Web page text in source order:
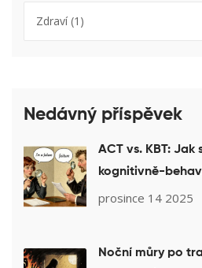
Zdraví(1)
Nedávný příspěvek
ACT vs. KBT:
kognitivně-
prosince 14 2025
Noční můry po